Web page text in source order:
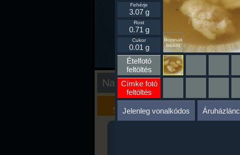
Nap kiértékelése
Kalória
Szimulátor
Szöveges
Értékelés
Ikonnak
beállít
Fehérje
3.07 g
Rost
0.71 g
Cukor
0.01 g
Ételfotó
feltöltés
Címke fotó
feltöltés
Jelenleg vonalkódos Áruházlánc